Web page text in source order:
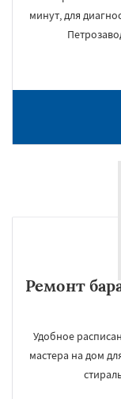
минут, для
Ремонт
Удобное
мастера на дом